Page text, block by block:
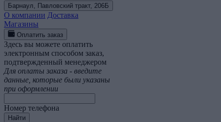
Барнаул, Павловский тракт, 206Б
О компании Доставка
Магазины
Оплатить заказ
Здесь вы можете оплатить
электронным способом заказ,
подтвержденный менеджером
Для оплаты заказа - введите
данные, которые были указаны
при оформлении
Номер телефона
Найти